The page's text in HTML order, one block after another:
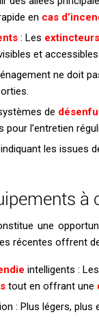
en cas
: Les extincteurs
et
ne doit
de
l’entretien
les issues
une
récentes offrent
intelligents :
tout en offrant une
: Plus légers,